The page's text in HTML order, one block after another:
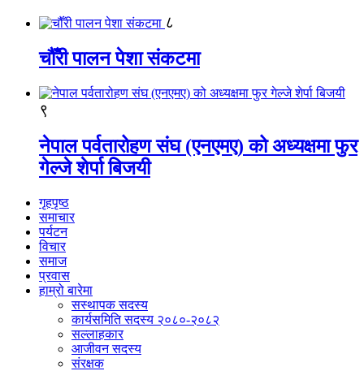
८
चौँरी पालन पेशा संकटमा
९
नेपाल पर्वतारोहण संघ (एनएमए) को अध्यक्षमा फुर
गेल्जे शेर्पा बिजयी
गृहपृष्ठ
समाचार
पर्यटन
विचार
समाज
प्रवास
हाम्रो बारेमा
सस्थापक सदस्य
कार्यसमिति सदस्य २०८०-२०८२
सल्लाहकार
आजीवन सदस्य
संरक्षक